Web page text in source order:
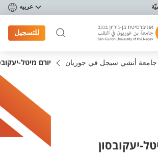
عربيه
للتسجيل
جامعة أنشي سيجل في جوريان יורם מיטל-
יעקובסון